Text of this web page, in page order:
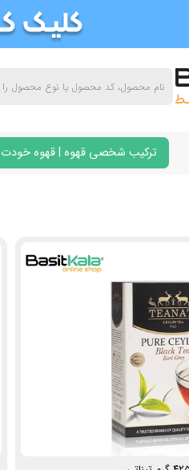
ترکیب شخصی قهوه | قهوه خودت